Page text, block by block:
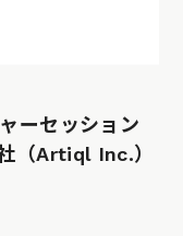
ーセッション
（Artiql Inc.）